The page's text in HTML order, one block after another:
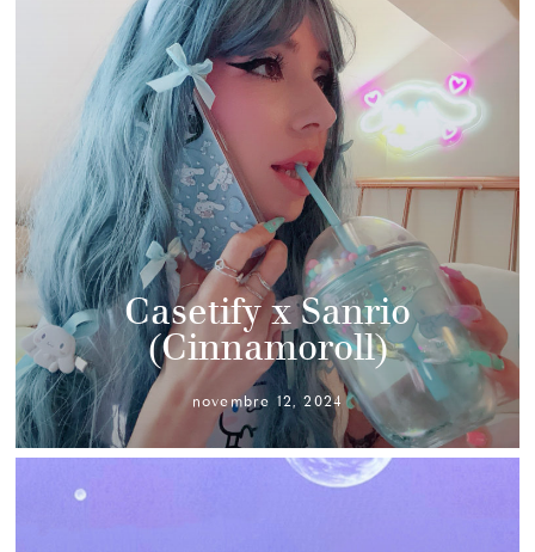
Casetify x Sanrio
(Cinnamoroll)
novembre 12, 2024